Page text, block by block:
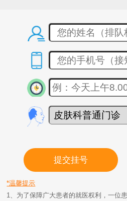
*温馨提示
1、为了保障广大患者的就医权利，一位